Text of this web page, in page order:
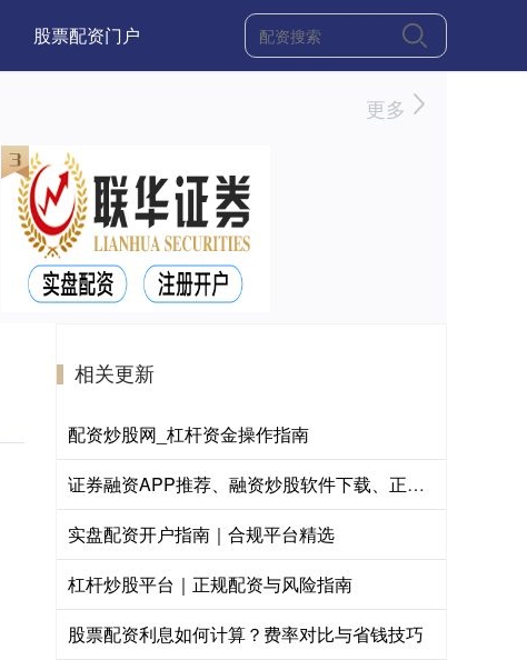
股票配资门户
更多
相关更新
配资炒股网_杠杆资金操作指南
证券融资APP推荐、融资炒股软件下载、正规证券融资平台
实盘配资开户指南｜合规平台精选
杠杆炒股平台｜正规配资与风险指南
股票配资利息如何计算？费率对比与省钱技巧